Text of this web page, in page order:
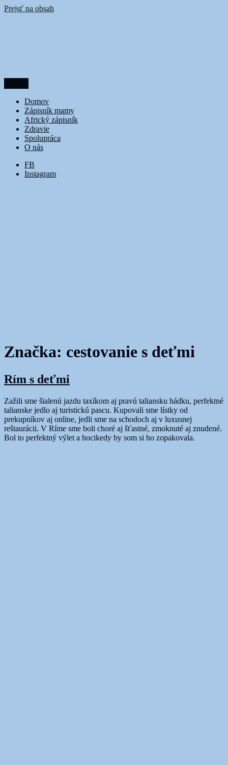
Prejsť na obsah
DoubleTrouble
Domov
Zápisník mamy
Africký zápisník
Zdravie
Spolupráca
O nás
FB
Instagram
Značka: cestovanie s deťmi
Rím s deťmi
Zažili sme šialenú jazdu taxíkom aj pravú taliansku hádku, perfektné
talianske jedlo aj turistickú pascu. Kupovali sme lístky od
prekupníkov aj online, jedli sme na schodoch aj v luxusnej
reštaurácii. V Ríme sme boli choré aj šťastné, zmoknuté aj znudené.
Bol to perfektný výlet a hocikedy by som si ho zopakovala.